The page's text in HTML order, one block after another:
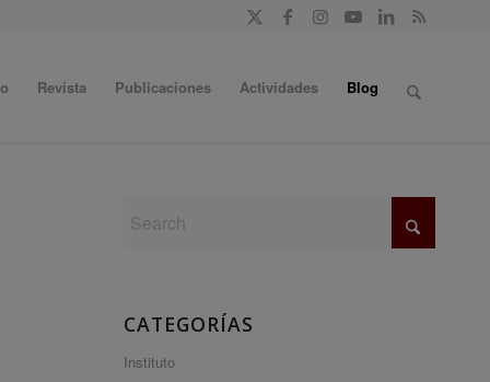
Revista Publicaciones Actividades Blog
CATEGORÍAS
Instituto